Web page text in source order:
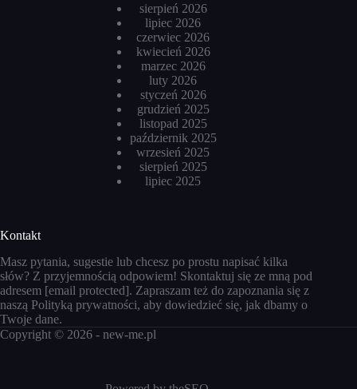
sierpień 2026
lipiec 2026
czerwiec 2026
kwiecień 2026
marzec 2026
luty 2026
styczeń 2026
grudzień 2025
listopad 2025
październik 2025
wrzesień 2025
sierpień 2025
lipiec 2025
Kontakt
Masz pytania, sugestie lub chcesz po prostu napisać kilka
słów? Z przyjemnością odpowiem! Skontaktuj się ze mną pod
adresem [email protected]. Zapraszam też do zapoznania się z
naszą Polityką prywatności, aby dowiedzieć się, jak dbamy o
Twoje dane.
Copyright © 2026 - new-me.pl